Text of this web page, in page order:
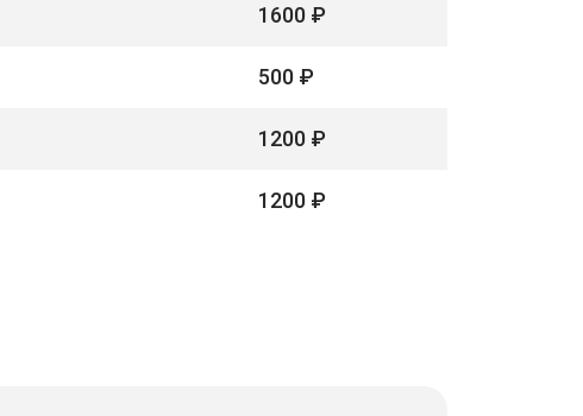
1600 ₽
500 ₽
1200 ₽
1200 ₽